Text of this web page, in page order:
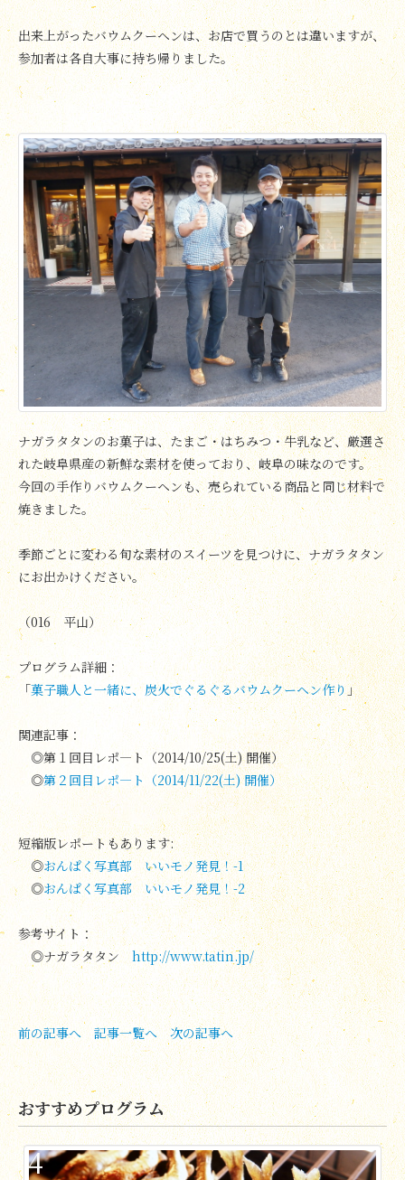
出来上がったバウムクーヘンは、お店で買うのとは違いますが、
参加者は各自大事に持ち帰りました。
ナガラタタンのお菓子は、たまご・はちみつ・牛乳など、厳選さ
れた岐阜県産の新鮮な素材を使っており、岐阜の味なのです。
今回の手作りバウムクーヘンも、売られている商品と同じ材料で
焼きました。
季節ごとに変わる旬な素材のスイーツを見つけに、ナガラタタン
にお出かけください。
（016 平山）
プログラム詳細：
「菓子職人と一緒に、炭火でぐるぐるバウムクーヘン作り」
関連記事：
◎第１回目レポ―ト（2014/10/25(土) 開催）
◎第２回目レポ―ト（2014/11/22(土) 開催）
短縮版レポートもあります:
◎おんぱく写真部 いいモノ発見！-1
◎おんぱく写真部 いいモノ発見！-2
参考サイト：
◎ナガラタタンhttp://www.tatin.jp/
前の記事へ 記事一覧へ 次の記事へ
おすすめプログラム
4